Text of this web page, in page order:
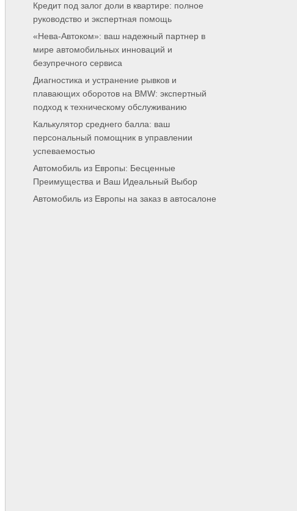
Кредит под залог доли в квартире: полное
руководство и экспертная помощь
«Нева-Автоком»: ваш надежный партнер в
мире автомобильных инноваций и
безупречного сервиса
Диагностика и устранение рывков и
плавающих оборотов на BMW: экспертный
подход к техническому обслуживанию
Калькулятор среднего балла: ваш
персональный помощник в управлении
успеваемостью
Автомобиль из Европы: Бесценные
Преимущества и Ваш Идеальный Выбор
Автомобиль из Европы на заказ в автосалоне